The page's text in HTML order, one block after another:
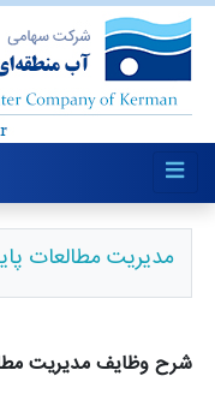
مدیریت مطالعات
شرح وظایف مدیریت